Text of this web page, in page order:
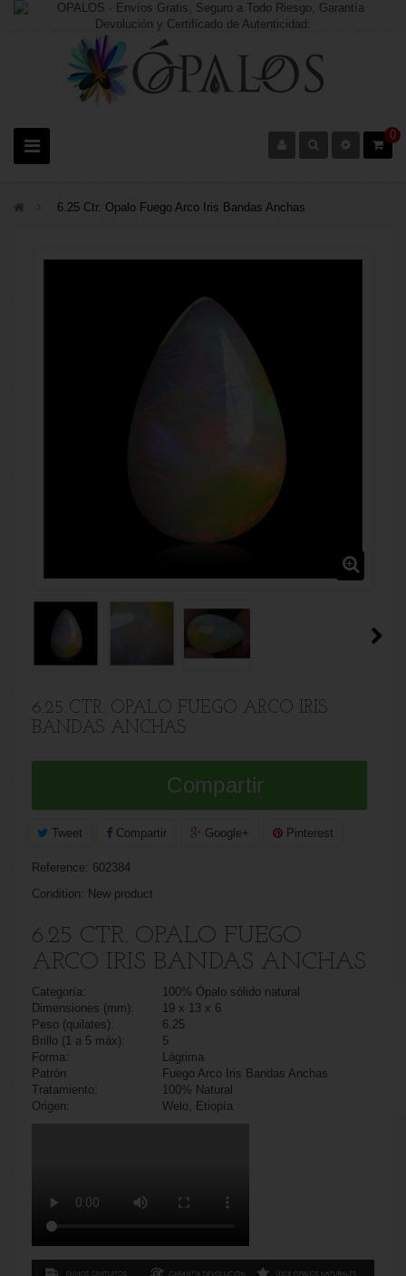
0
> 6.25 Ctr. Opalo Fuego Arco Iris Bandas Anchas
6.25 CTR. OPALO FUEGO ARCO IRIS
BANDAS ANCHAS
Compartir
Tweet Compartir Google+ Pinterest
Reference: 602384
Condition: New product
6.25 CTR. OPALO FUEGO
ARCO IRIS BANDAS ANCHAS
Categoría:
100% Ópalo sólido natural
Dimensiones (mm):
19 x 13 x 6
Peso (quilates):
6.25
Brillo (1 a 5 máx):
5
Forma:
Lágrima
Patrón
Fuego Arco Iris Bandas Anchas
Tratamiento:
100% Natural
Origen:
Welo, Etiopía